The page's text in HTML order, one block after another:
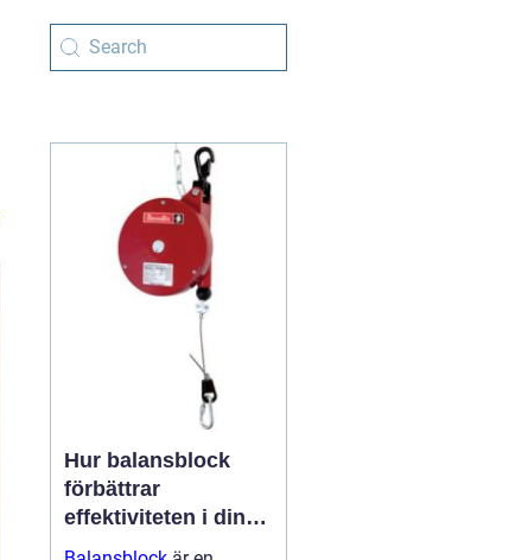
Hur balansblock
förbättrar
effektiviteten i din
arbetsmiljö